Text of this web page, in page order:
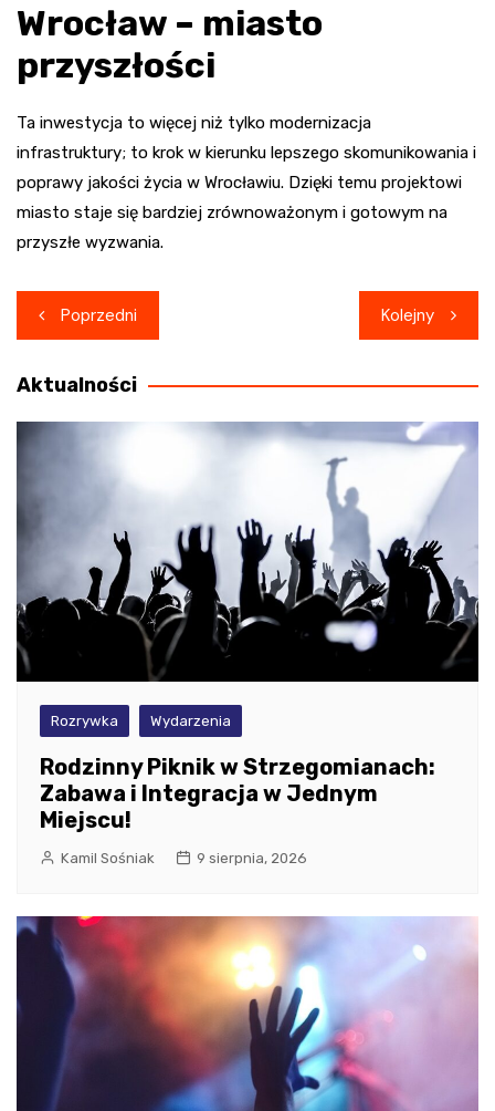
Wrocław – miasto
przyszłości
Ta inwestycja to więcej niż tylko modernizacja
infrastruktury; to krok w kierunku lepszego skomunikowania i
poprawy jakości życia w Wrocławiu. Dzięki temu projektowi
miasto staje się bardziej zrównoważonym i gotowym na
przyszłe wyzwania.
Nawigacja
wpisu
Poprzedni Kolejny
Aktualności
Rozrywka Wydarzenia
Rodzinny Piknik w Strzegomianach:
Zabawa i Integracja w Jednym
Miejscu!
Kamil Sośniak 9 sierpnia, 2026